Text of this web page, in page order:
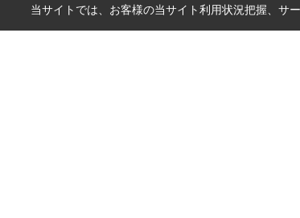
当サイトでは、お客様の当サイト利用状況把握、サ